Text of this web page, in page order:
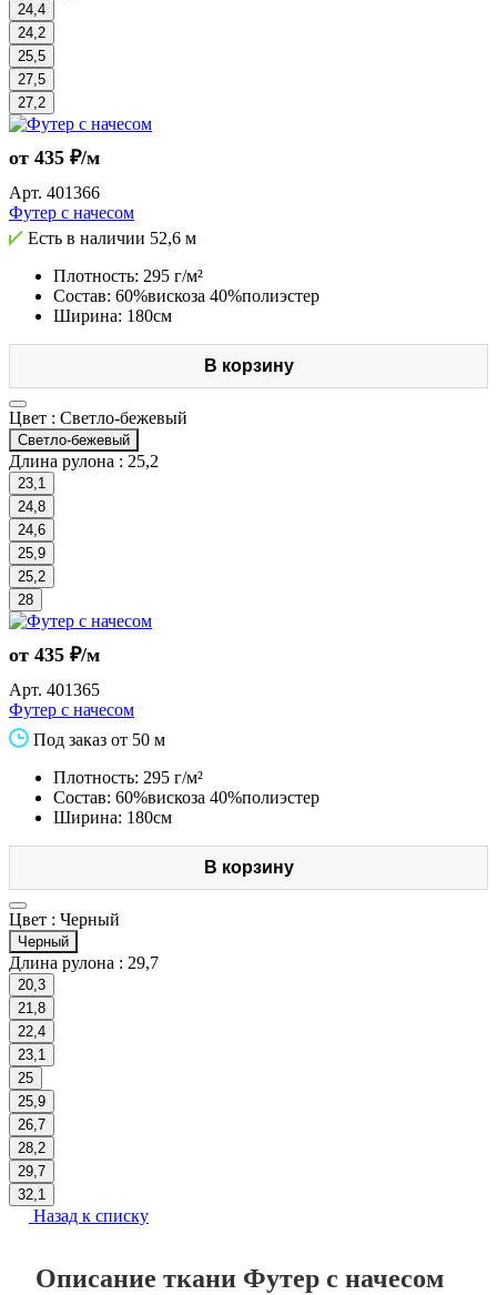
24,4
24,2
25,5
27,5
27,2
от 435 ₽/м
Арт. 401366
Футер с начесом
Есть в наличии 52,6 м
Плотность: 295 г/м²
Состав: 60%вискоза 40%полиэстер
Ширина: 180см
В корзину
Цвет : Светло-бежевый
Светло-бежевый
Длина рулона : 25,2
23,1
24,8
24,6
25,9
25,2
28
от 435 ₽/м
Арт. 401365
Футер с начесом
Под заказ от 50 м
Плотность: 295 г/м²
Состав: 60%вискоза 40%полиэстер
Ширина: 180см
В корзину
Цвет : Черный
Черный
Длина рулона : 29,7
20,3
21,8
22,4
23,1
25
25,9
26,7
28,2
29,7
32,1
Назад к списку
Описание ткани Футер с начесом